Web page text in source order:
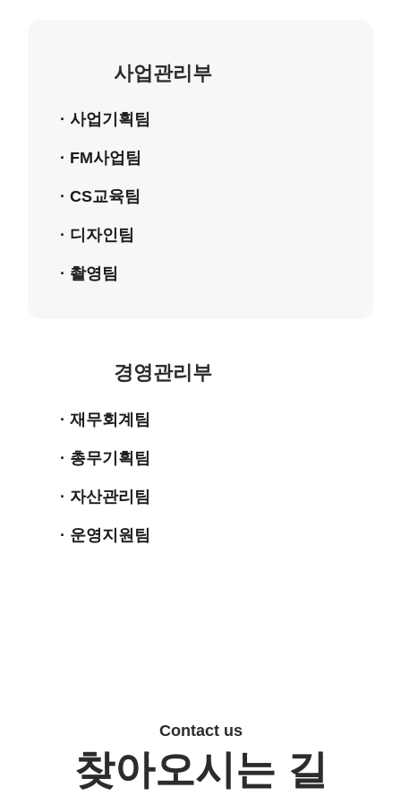
사업관리부
· 사업기획팀
· FM사업팀
· CS교육팀
· 디자인팀
· 촬영팀
경영관리부
· 재무회계팀
· 총무기획팀
· 자산관리팀
· 운영지원팀
Contact us
찾아오시는 길